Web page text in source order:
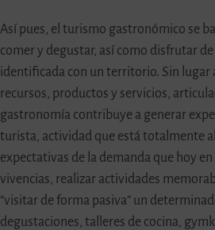
Así pues, el turismo gastronómico se
comer y degustar, así como disfrutar
identificada con un territorio. Sin lugar
recursos, productos y servicios,
gastronomía contribuye a generar
turista, actividad que está totalmente
expectativas de la demanda que hoy
vivencias, realizar actividades
“visitar de forma pasiva” un
degustaciones, talleres de cocina,